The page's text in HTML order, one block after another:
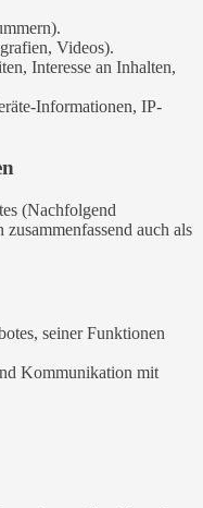
Videos).
Interesse an Inhalten,
Informationen, IP-
(Nachfolgend
auch als
seiner Funktionen
Kommunikation mit